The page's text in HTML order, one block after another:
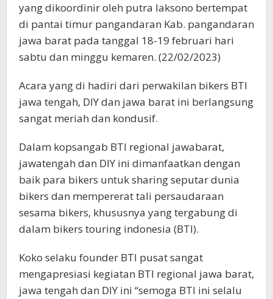
yang dikoordinir oleh putra laksono bertempat
di pantai timur pangandaran Kab. pangandaran
jawa barat pada tanggal 18-19 februari hari
sabtu dan minggu kemaren. (22/02/2023)
Acara yang di hadiri dari perwakilan bikers BTI
jawa tengah, DIY dan jawa barat ini berlangsung
sangat meriah dan kondusif.
Dalam kopsangab BTI regional jawabarat,
jawatengah dan DIY ini dimanfaatkan dengan
baik para bikers untuk sharing seputar dunia
bikers dan mempererat tali persaudaraan
sesama bikers, khususnya yang tergabung di
dalam bikers touring indonesia (BTI).
Koko selaku founder BTI pusat sangat
mengapresiasi kegiatan BTI regional jawa barat,
jawa tengah dan DIY ini “semoga BTI ini selalu